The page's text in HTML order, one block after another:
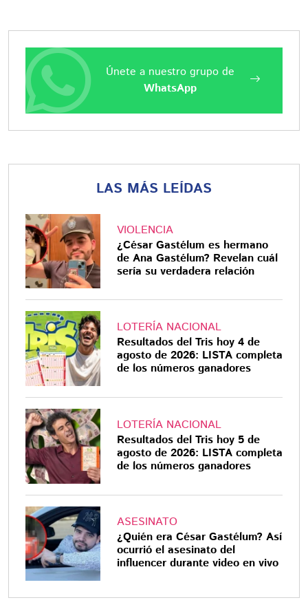
Únete a nuestro grupo de
WhatsApp
LAS MÁS LEÍDAS
VIOLENCIA
¿César Gastélum es hermano
de Ana Gastélum? Revelan cuál
sería su verdadera relación
LOTERÍA NACIONAL
Resultados del Tris hoy 4 de
agosto de 2026: LISTA completa
de los números ganadores
LOTERÍA NACIONAL
Resultados del Tris hoy 5 de
agosto de 2026: LISTA completa
de los números ganadores
ASESINATO
¿Quién era César Gastélum? Así
ocurrió el asesinato del
influencer durante video en vivo